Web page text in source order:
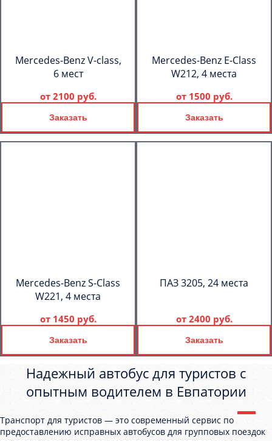
Mercedes-Benz V-class,
6 мест
от 2100 руб.
Заказать
Mercedes-Benz E-Class
W212, 4 места
от 1500 руб.
Заказать
Mercedes-Benz S-Class
W221, 4 места
от 1450 руб.
Заказать
ПАЗ 3205, 24 места
от 2400 руб.
Заказать
Надежный автобус для туристов с
опытным водителем в Евпатории
Транспорт для туристов — это современный сервис по
предоставлению исправных автобусов для групповых поездок